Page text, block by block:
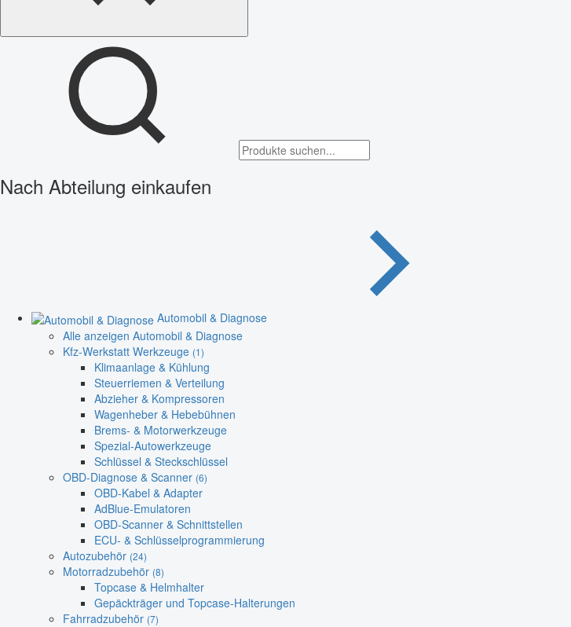
Nach Abteilung einkaufen
Automobil & Diagnose
Alle anzeigen Automobil & Diagnose
Kfz-Werkstatt Werkzeuge (1)
Klimaanlage & Kühlung
Steuerriemen & Verteilung
Abzieher & Kompressoren
Wagenheber & Hebebühnen
Brems- & Motorwerkzeuge
Spezial-Autowerkzeuge
Schlüssel & Steckschlüssel
OBD-Diagnose & Scanner (6)
OBD-Kabel & Adapter
AdBlue-Emulatoren
OBD-Scanner & Schnittstellen
ECU- & Schlüsselprogrammierung
Autozubehör (24)
Motorradzubehör (8)
Topcase & Helmhalter
Gepäckträger und Topcase-Halterungen
Fahrradzubehör (7)